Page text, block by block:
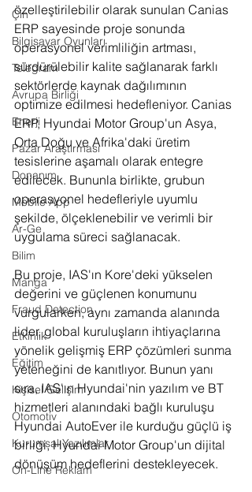
Çin
Bilgisayar Oyunları
Telegram
Avrupa Birliği
Enerji
Pazar Araştırması
Donanım
Mobile App
Ar-Ge
Bilim
Manga
Fraud Detection
Etkinlik
Eğitim
Kişisel Gelişim
Otomotiv
Kurumsal Yazılımlar
On-Line Reklam
özelleştirilebilir olarak sunulan Canias
ERP sayesinde proje sonunda
operasyonel verimliliğin artması,
sürdürülebilir kalite sağlanarak farklı
sektörlerde kaynak dağılımının
optimize edilmesi hedefleniyor. Canias
ERP, Hyundai Motor Group'un Asya,
Orta Doğu ve Afrika'daki üretim
tesislerine aşamalı olarak entegre
edilecek. Bununla birlikte, grubun
operasyonel hedefleriyle uyumlu
şekilde, ölçeklenebilir ve verimli bir
uygulama süreci sağlanacak.
Bu proje, IAS'ın Kore'deki yükselen
değerini ve güçlenen konumunu
vurgularken, aynı zamanda alanında
lider, global kuruluşların ihtiyaçlarına
yönelik gelişmiş ERP çözümleri sunma
yeteneğini de kanıtlıyor. Bunun yanı
sıra, IAS'ın Hyundai'nin yazılım ve BT
hizmetleri alanındaki bağlı kuruluşu
Hyundai AutoEver ile kurduğu güçlü iş
birliği, Hyundai Motor Group'un dijital
dönüşüm hedeflerini destekleyecek.